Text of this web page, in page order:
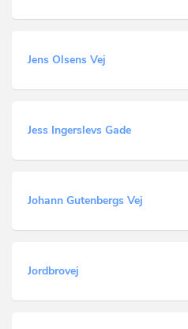
Jens Olsens Vej
Jess Ingerslevs Gade
Johann Gutenbergs Vej
Jordbrovej